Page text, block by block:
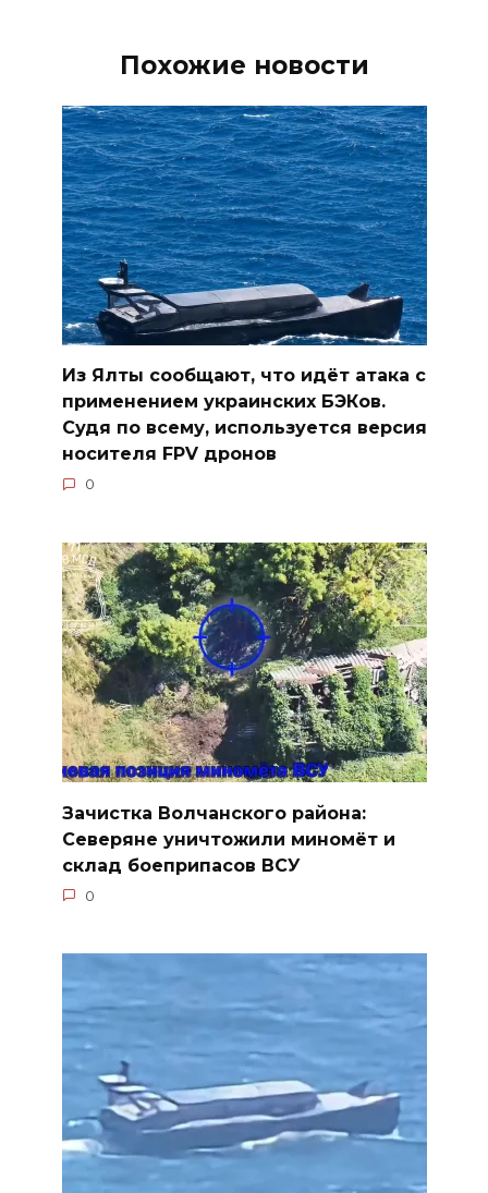
Похожие новости
Из Ялты сообщают, что идёт атака с
применением украинских БЭКов.
Судя по всему, используется версия
носителя FPV дронов
0
Зачистка Волчанского района:
Северяне уничтожили миномёт и
склад боеприпасов ВСУ
0